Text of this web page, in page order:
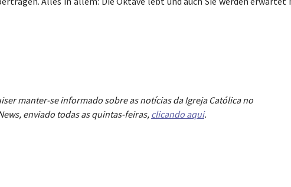
manter-se informado sobre as notícias da Igreja Católica no
enviado todas as quintas-feiras, clicando aqui.